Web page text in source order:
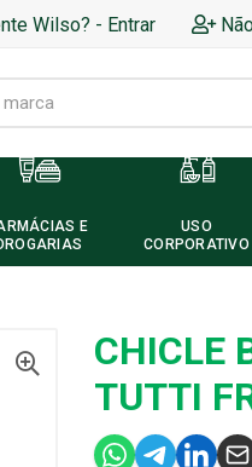
Wilso? - Entrar
E
USO
CORPORATIVO
CHICLE
TUTTI